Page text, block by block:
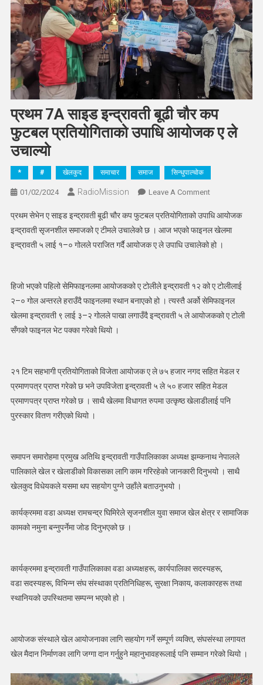
प्रथम 7A साइड इन्द्रावती बूढी चौर कप
फुटबल प्रतियोगिताको उपाधि आयोजक ए ले
उचाल्यो
* # खेलकुद समाचार समाज सिन्धुपाल्चोक
01/02/2024 RadioMission Leave A CommentOn
7A
साइड
इन्द्रावती
कप
फुटबल
प्रतियोगिताको
ले
उचाल्यो
प्रथम सेभेन ए साइड इन्द्रावती बूढी चौर कप फुटबल प्रतियोगिताको उपाधि आयोजक
इन्द्रावती सृजनशील समाजको ए टीमले उचालेको छ । आज भएको फाइनल खेलमा
इन्द्रावती ५ लाई १–० गोलले पराजित गर्दै आयोजक ए ले उपाधि उचालेको हो ।
हिजो भएको पहिलो सेमिफाइनलमा आयोजकको ए टोलीले इन्द्रावती १२ को ए टोलीलाई
२–० गोल अन्तरले हराउँदै फाइनलमा स्थान बनाएको हो । त्यस्तै अर्को सेमिफाइनल
खेलमा इन्द्रावती ९ लाई ३–२ गोलले पाखा लगाउँदै इन्द्रावती ५ ले आयोजकको ए टोली
सँगको फाइनल भेट पक्का गरेको थियो ।
२१ टिम सहभागी प्रतियोगिताको विजेता आयोजक ए ले ७५ हजार नगद सहित मेडल र
प्रमाणपत्र प्राप्त गरेको छ भने उपविजेता इन्द्रावती ५ ले ५० हजार सहित मेडल
प्रमाणपत्र प्राप्त गरेको छ । साथै खेलमा विधागत रुपमा उत्कृष्ठ खेलाडीलाई पनि
पुरस्कार वितण गरीएको थियो ।
समापन समारोहमा प्रमुख अतिथि इन्द्रावती गाउँपालिकाका अध्यक्ष झम्कनाथ नेपालले
पालिकाले खेल र खेलाडीको विकासका लागि काम गरिरहेको जानकारी दिनुभयो । साथै
खेलकुद विधेयकले यसमा थप सहयोग पुग्ने उहाँले बताउनुभयो ।
कार्यक्रममा वडा अध्यक्ष रामचन्द्र घिमिरेले सृजनशील युवा समाज खेल क्षेत्र र सामाजिक
कामको नमुना बन्नुपर्नेमा जोड दिनुभएको छ ।
कार्यक्रममा इन्द्रावती गाउँपालिकाका वडा अध्यक्षहरू, कार्यपालिका सदस्यहरू,
वडा सदस्यहरू, विभिन्न संघ संस्थाका प्रतिनिधिहरू, सुरक्षा निकाय, कलाकारहरू तथा
स्थानियको उपस्थितमा सम्पन्न भएको हो ।
आयोजक संस्थाले खेल आयोजनाका लागि सहयोग गर्ने सम्पूर्ण व्यक्ति, संघसंस्था लगायत
खेल मैदान निर्माणका लागि जग्गा दान गर्नुहुने महानुभावहरूलाई पनि सम्मान गरेको थियो ।